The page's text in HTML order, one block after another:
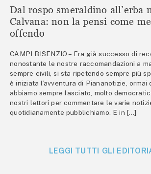
Dal rospo smeraldino all’erba
Calvana: non la pensi come
offendo
CAMPI BISENZIO – Era già successo di
nonostante le nostre raccomandazioni a
sempre civili, si sta ripetendo sempre più
è iniziata l’avventura di Piananotizie,
abbiamo sempre lasciato, molto
nostri lettori per commentare le varie
quotidianamente pubblichiamo. E in […]
LEGGI TUTTI GLI